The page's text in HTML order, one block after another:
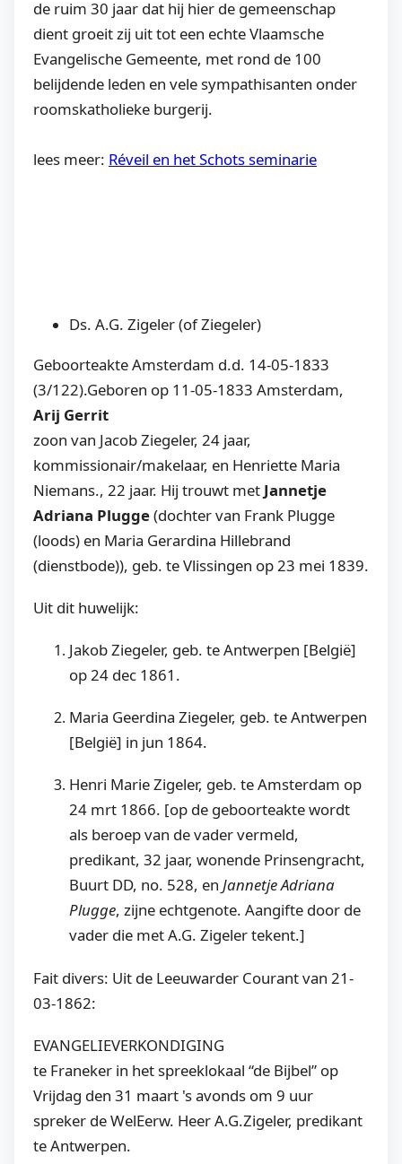
de ruim 30 jaar dat hij hier de gemeenschap
dient groeit zij uit tot een echte Vlaamsche
Evangelische Gemeente, met rond de 100
belijdende leden en vele sympathisanten onder
roomskatholieke burgerij.
lees meer: Réveil en het Schots seminarie
Ds. A.G. Zigeler (of Ziegeler)
Geboorteakte Amsterdam d.d. 14-05-1833
(3/122).Geboren op 11-05-1833 Amsterdam,
Arij Gerrit
zoon van Jacob Ziegeler, 24 jaar,
kommissionair/makelaar, en Henriette Maria
Niemans., 22 jaar. Hij trouwt met Jannetje
Adriana Plugge(dochter van Frank Plugge
(loods) en Maria Gerardina Hillebrand
(dienstbode)), geb. te Vlissingen op 23 mei 1839.
Uit dit huwelijk:
Jakob Ziegeler, geb. te Antwerpen [België]
op 24 dec 1861.
Maria Geerdina Ziegeler, geb. te Antwerpen
[België] in jun 1864.
Henri Marie Zigeler, geb. te Amsterdam op
24 mrt 1866. [op de geboorteakte wordt
als beroep van de vader vermeld,
predikant, 32 jaar, wonende Prinsengracht,
Buurt DD, no. 528, en Jannetje Adriana
Plugge, zijne echtgenote. Aangifte door de
vader die met A.G. Zigeler tekent.]
Fait divers: Uit de Leeuwarder Courant van 21-
03-1862:
EVANGELIEVERKONDIGING
te Franeker in het spreeklokaal “de Bijbel” op
Vrijdag den 31 maart 's avonds om 9 uur
spreker de WelEerw. Heer A.G.Zigeler, predikant
te Antwerpen.